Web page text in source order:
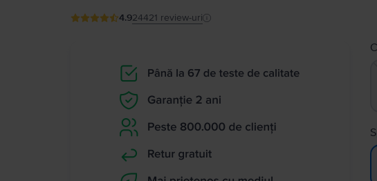
4.924421 review-uri